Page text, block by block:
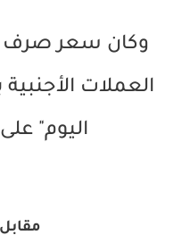
وكان سعر صرف
العملات
اليوم" على
مقابل